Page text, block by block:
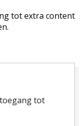
tot extra content
tot